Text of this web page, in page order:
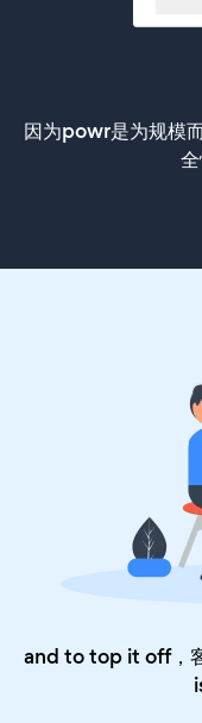
因为powr是为规模
and to top it off，